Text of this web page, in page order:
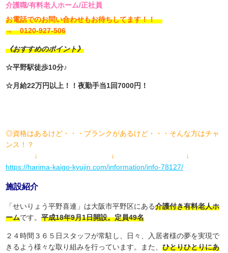
介護職/有料老人ホーム/正社員
お電話でのお問い合わせもお待ちしてます！！
→ 0120-927-506
《おすすめのポイント》
☆平野駅徒歩10分♪
☆月給22万円以上！！夜勤手当1回7000円！
◎資格はあるけど・・・ブランクがあるけど・・・そんな方はチャ
ンス！？
↓ ↓ ↓
https://harima-kaigo-kyujin.com/information/info-78127/
施設紹介
「せいりょう平野喜連」は大阪市平野区にある介護付き有料老人ホ
ームです。平成18年9月1日開設。定員49名
２４時間３６５日スタッフが常駐し、日々、入居者様の夢を実現で
きるよう様々な取り組みを行っています。また、ひとりひとりにあ